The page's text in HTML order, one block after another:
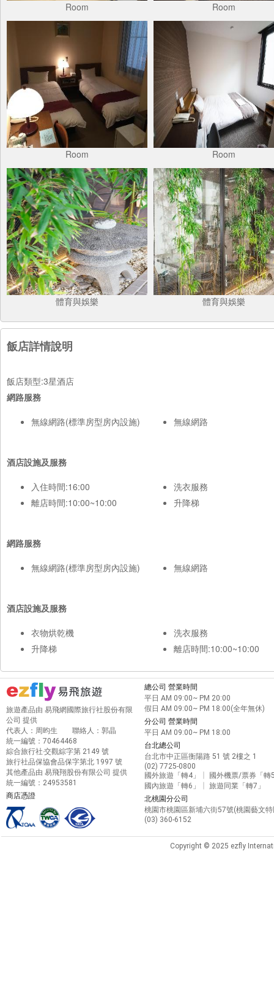
Room Room
Room Room
體育與娛樂 體育與娛樂
飯店詳情說明
飯店類型:3星酒店
網路服務
無線網路(標準房型房內設施)
無線網路
酒店設施及服務
入住時間:16:00
離店時間:10:00~10:00
洗衣服務
升降梯
網路服務
無線網路(標準房型房內設施)
無線網路
酒店設施及服務
衣物烘乾機
升降梯
洗衣服務
離店時間:10:00~10:00